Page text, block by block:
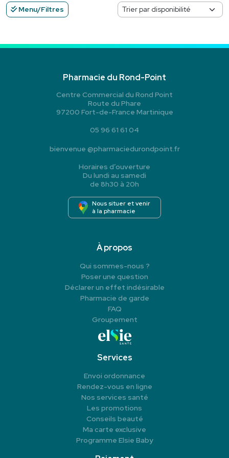
Menu/Filtres
Pharmacie du Rond-Point
Centre Commercial du Rond Point
Route du Phare
97200 Fort-de-France Martinique
05 96 61 61 04
bienvenue @pharmaciedurondpoint.fr
Horaires d’ouverture
Du lundi au samedi
de 8h30 à 20h
Nous situer et venir
à la pharmacie
À propos
Qui sommes-nous ?
Poser une question
Déclarer un effet indésirable
Pharmacie de garde
FAQ
Groupement
Services
Envoi ordonnance
Rendez-vous en ligne
Nos services santé
Les promotions
Conseils beauté
Ma carte exclusive
Programme Elsie Baby